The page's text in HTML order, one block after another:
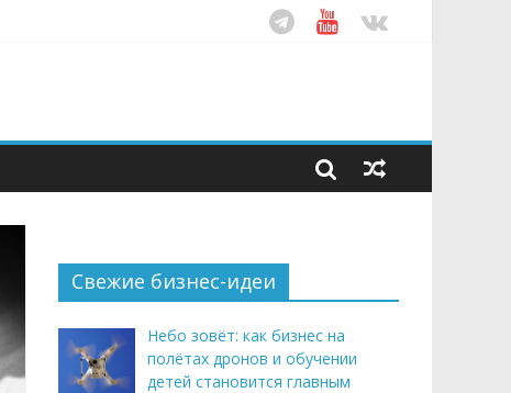
Свежие бизнес-идеи
Небо зовёт: как бизнес на
полётах дронов и обучении
детей становится главным